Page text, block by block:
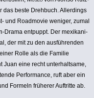
das beste Drehbuch. Aller­dings
und Roadmovie weniger, zumal
Drama entpuppt. Der mexi­ka­ni­
der mit zu den ausfüh­renden
Rolle als die Familie
eine recht unter­halt­same,
Perfor­mance, ruft aber ein
Formeln früherer Auftritte ab.